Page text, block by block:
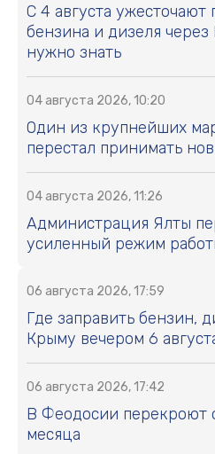
С 4 августа ужесточают
бензина и дизеля
нужно знать
04 августа 2026, 10:20
Один из крупнейших
перестал принимать
04 августа 2026, 11:26
Администрация Ялты
усиленный режим
06 августа 2026, 17:59
Где заправить бензин,
Крыму вечером 6
06 августа 2026, 17:42
В Феодосии перекроют
месяца